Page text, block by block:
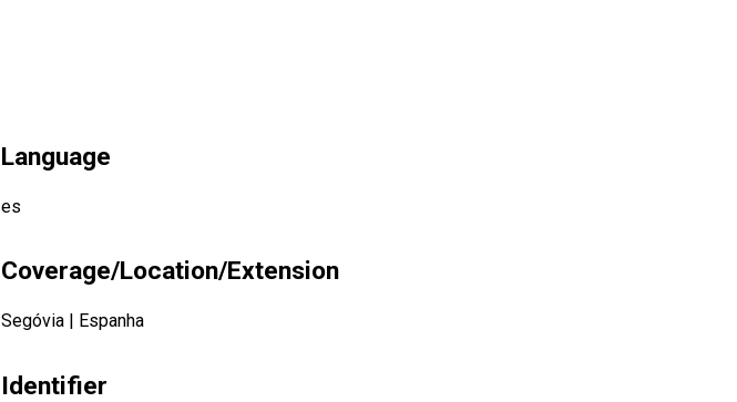
Language
es
Coverage/Location/Extension
Segóvia Espanha
Identifier